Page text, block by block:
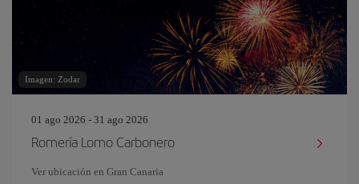
Imagen: Zodar
01 ago 2026 - 31 ago 2026
Romería Lomo Carbonero
Ver ubicación en Gran Canaria